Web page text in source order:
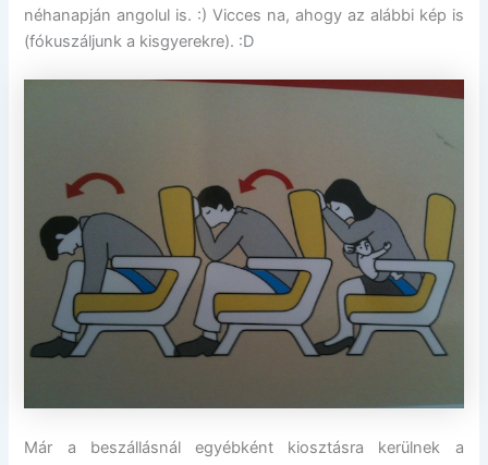
néhanapján angolul is. :) Vicces na, ahogy az alábbi kép is
(fókuszáljunk a kisgyerekre). :D
Már a beszállásnál egyébként kiosztásra kerülnek a